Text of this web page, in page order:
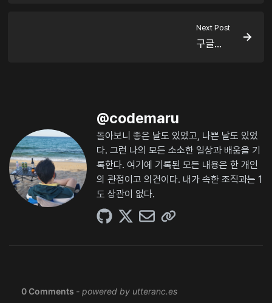
Next Post
구글...
@codemaru
돌아보니 좋은 날도 있었고, 나쁜 날도 있었
다. 그런 나의 모든 소소한 일상과 배움을 기
록한다. 여기에 기록된 모든 내용은 한 개인
의 관점이고 의견이다. 내가 속한 조직과는 1
도 상관이 없다.